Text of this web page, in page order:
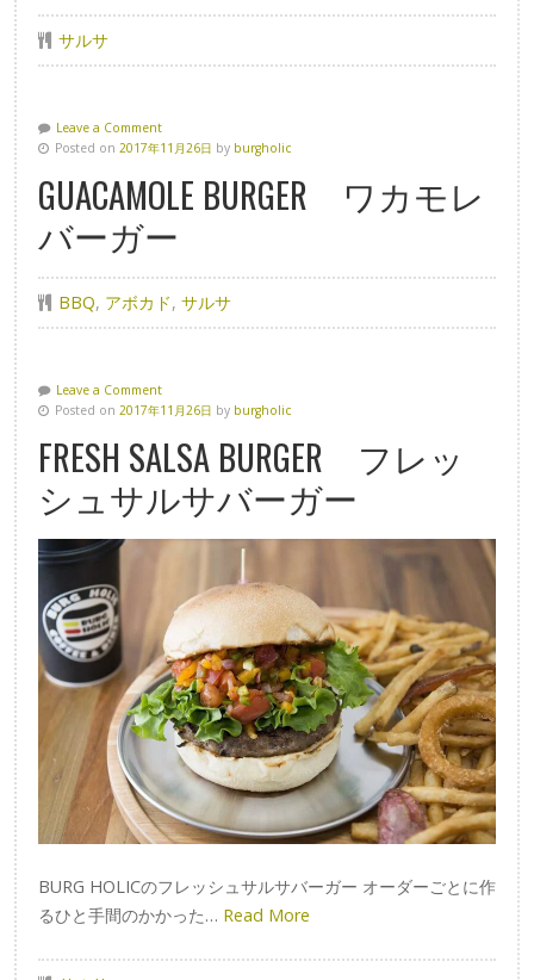
サルサ
Leave a Comment
Posted on 2017年11月26日 by burgholic
GUACAMOLE BURGER ワカモレ
バーガー
BBQ, アボカド, サルサ
Leave a Comment
Posted on 2017年11月26日 by burgholic
FRESH SALSA BURGER フレッ
シュサルサバーガー
BURG HOLICのフレッシュサルサバーガー オーダーごとに作
るひと手間のかかった… Read More